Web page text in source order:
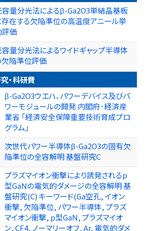
容量分光法によるβ-Ga2O3単結晶基板
存在する欠陥準位の高温度アニール挙
評価
量分光法によるワイドギャップ半導体
欠陥準位評価
・科研費
β-Ga2O3ウエハ、パワーデバイス及びパ
ワーモジュールの開発 内閣府･経済産
業省 「経済安全保障重要技術育成プロ
グラム」
次世代パワー半導体β-Ga2O3の固有欠
陥準位の全容解明 基盤研究C
プラズマイオン衝撃により誘発されるp
型GaNの電気的ダメージの全容解明 基
盤研究(C) キーワード(Ga空孔, イオン
衝撃, 欠陥準位, パワー半導体, プラズ
マイオン衝撃, p型GaN, プラズマイオ
ン, CF4, ノーマリーオフ, Ar, 電気的ダメ